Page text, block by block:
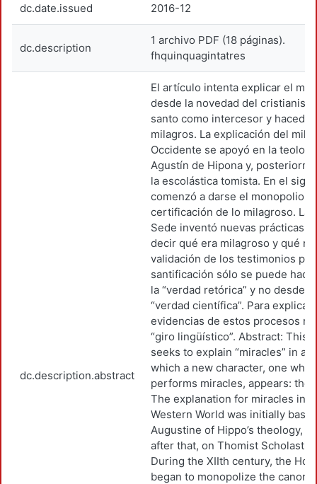
dc.date.issued 2016-12
dc.description
1 archivo PDF (18 páginas).
fhquinquagintatres
dc.description.abstract
El artículo intenta explicar el
desde la novedad del
santo como intercesor y
milagros. La explicación del
Occidente se apoyó en la
Agustín de Hipona y,
la escolástica tomista. En el siglo
comenzó a darse el monopolio
certificación de lo milagroso. La
Sede inventó nuevas prácticas
decir qué era milagroso y qué
validación de los testimonios
santificación sólo se puede
la “verdad retórica” y no desde la
“verdad científica”. Para explicar
evidencias de estos procesos
“giro lingüístico”. Abstract: This
seeks to explain “miracles” in a
which a new character, one who
performs miracles, appears: the
The explanation for miracles in
Western World was initially
Augustine of Hippo’s theology,
after that, on Thomist
During the XIIth century, the
began to monopolize the